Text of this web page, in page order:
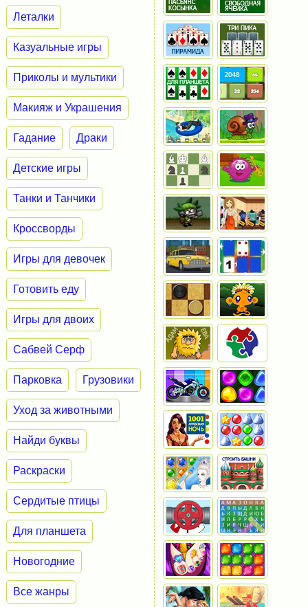
Леталки
Казуальные игры
Приколы и мультики
Макияж и Украшения
Гадание Драки
Детские игры
Танки и Танчики
Кроссворды
Игры для девочек
Готовить еду
Игры для двоих
Сабвей Серф
Парковка Грузовики
Уход за животными
Найди буквы
Раскраски
Сердитые птицы
Для планшета
Новогодние
Все жанры